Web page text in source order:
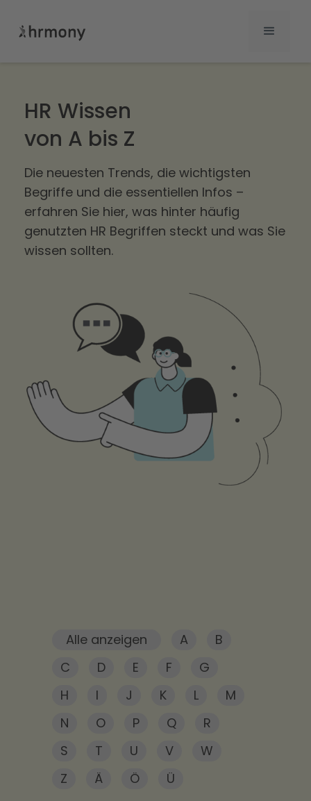
HR Wissen
von A bis Z
Die neuesten Trends, die wichtigsten
Begriffe und die essentiellen Infos –
erfahren Sie hier, was hinter häufig
genutzten HR Begriffen steckt und was Sie
wissen sollten.
Alle anzeigen A
B
C
D E F
G
H
I J K L
M
N
O P Q
R
S
T U V
W
Z
Ä Ö Ü